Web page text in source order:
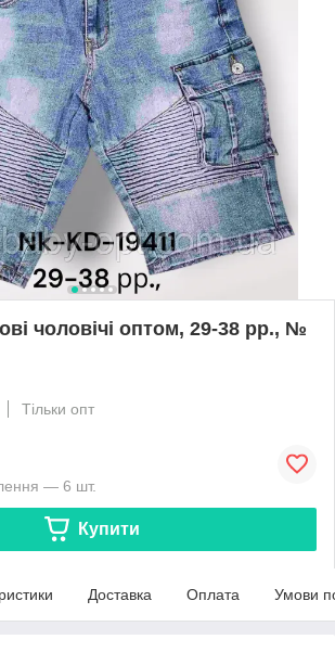
чоловічі оптом, 29-38 рр., №
Тільки опт
— 6 шт.
Купити
Доставка Оплата Умови